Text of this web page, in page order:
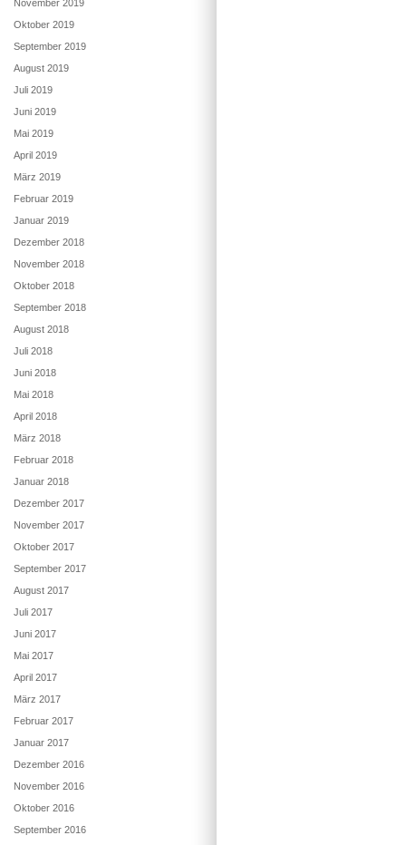
November 2019
Oktober 2019
September 2019
August 2019
Juli 2019
Juni 2019
Mai 2019
April 2019
März 2019
Februar 2019
Januar 2019
Dezember 2018
November 2018
Oktober 2018
September 2018
August 2018
Juli 2018
Juni 2018
Mai 2018
April 2018
März 2018
Februar 2018
Januar 2018
Dezember 2017
November 2017
Oktober 2017
September 2017
August 2017
Juli 2017
Juni 2017
Mai 2017
April 2017
März 2017
Februar 2017
Januar 2017
Dezember 2016
November 2016
Oktober 2016
September 2016